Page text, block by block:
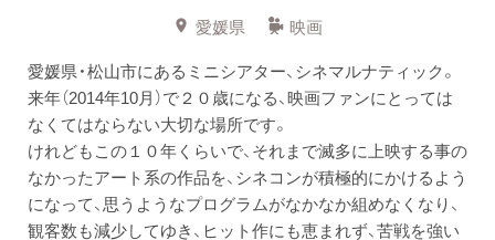
愛媛県
映画
愛媛県・松山市にあるミニシアター、シネマルナティック。
来年（2014年10月）で２０歳になる、映画ファンにとっては
なくてはならない大切な場所です。
けれどもこの１０年くらいで、それまで滅多に上映する事の
なかったアート系の作品を、シネコンが積極的にかけるよう
になって、思うようなプログラムがなかなか組めなくなり、
観客数も減少してゆき、ヒット作にも恵まれず、苦戦を強い